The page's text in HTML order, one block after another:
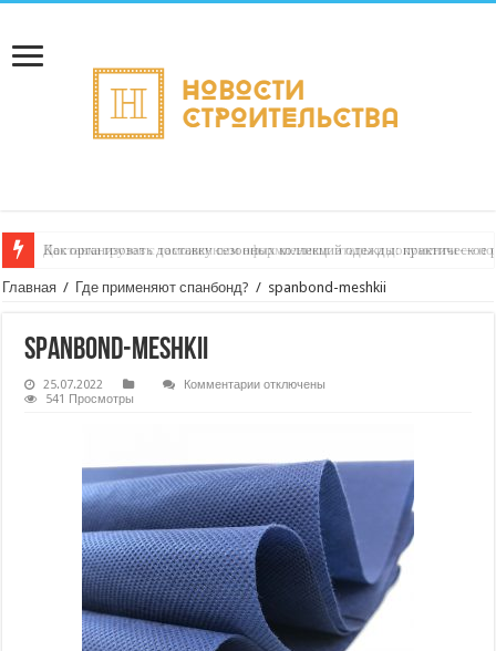
Как организовать доставку сезонных коллекций одежды: практическое
Доставка грузов с таможенным оформлением: этапы и документы —
Главная / Где применяют спанбонд? / spanbond-meshkii
spanbond-meshkii
25.07.2022 Комментариикотключены
541 Просмотры